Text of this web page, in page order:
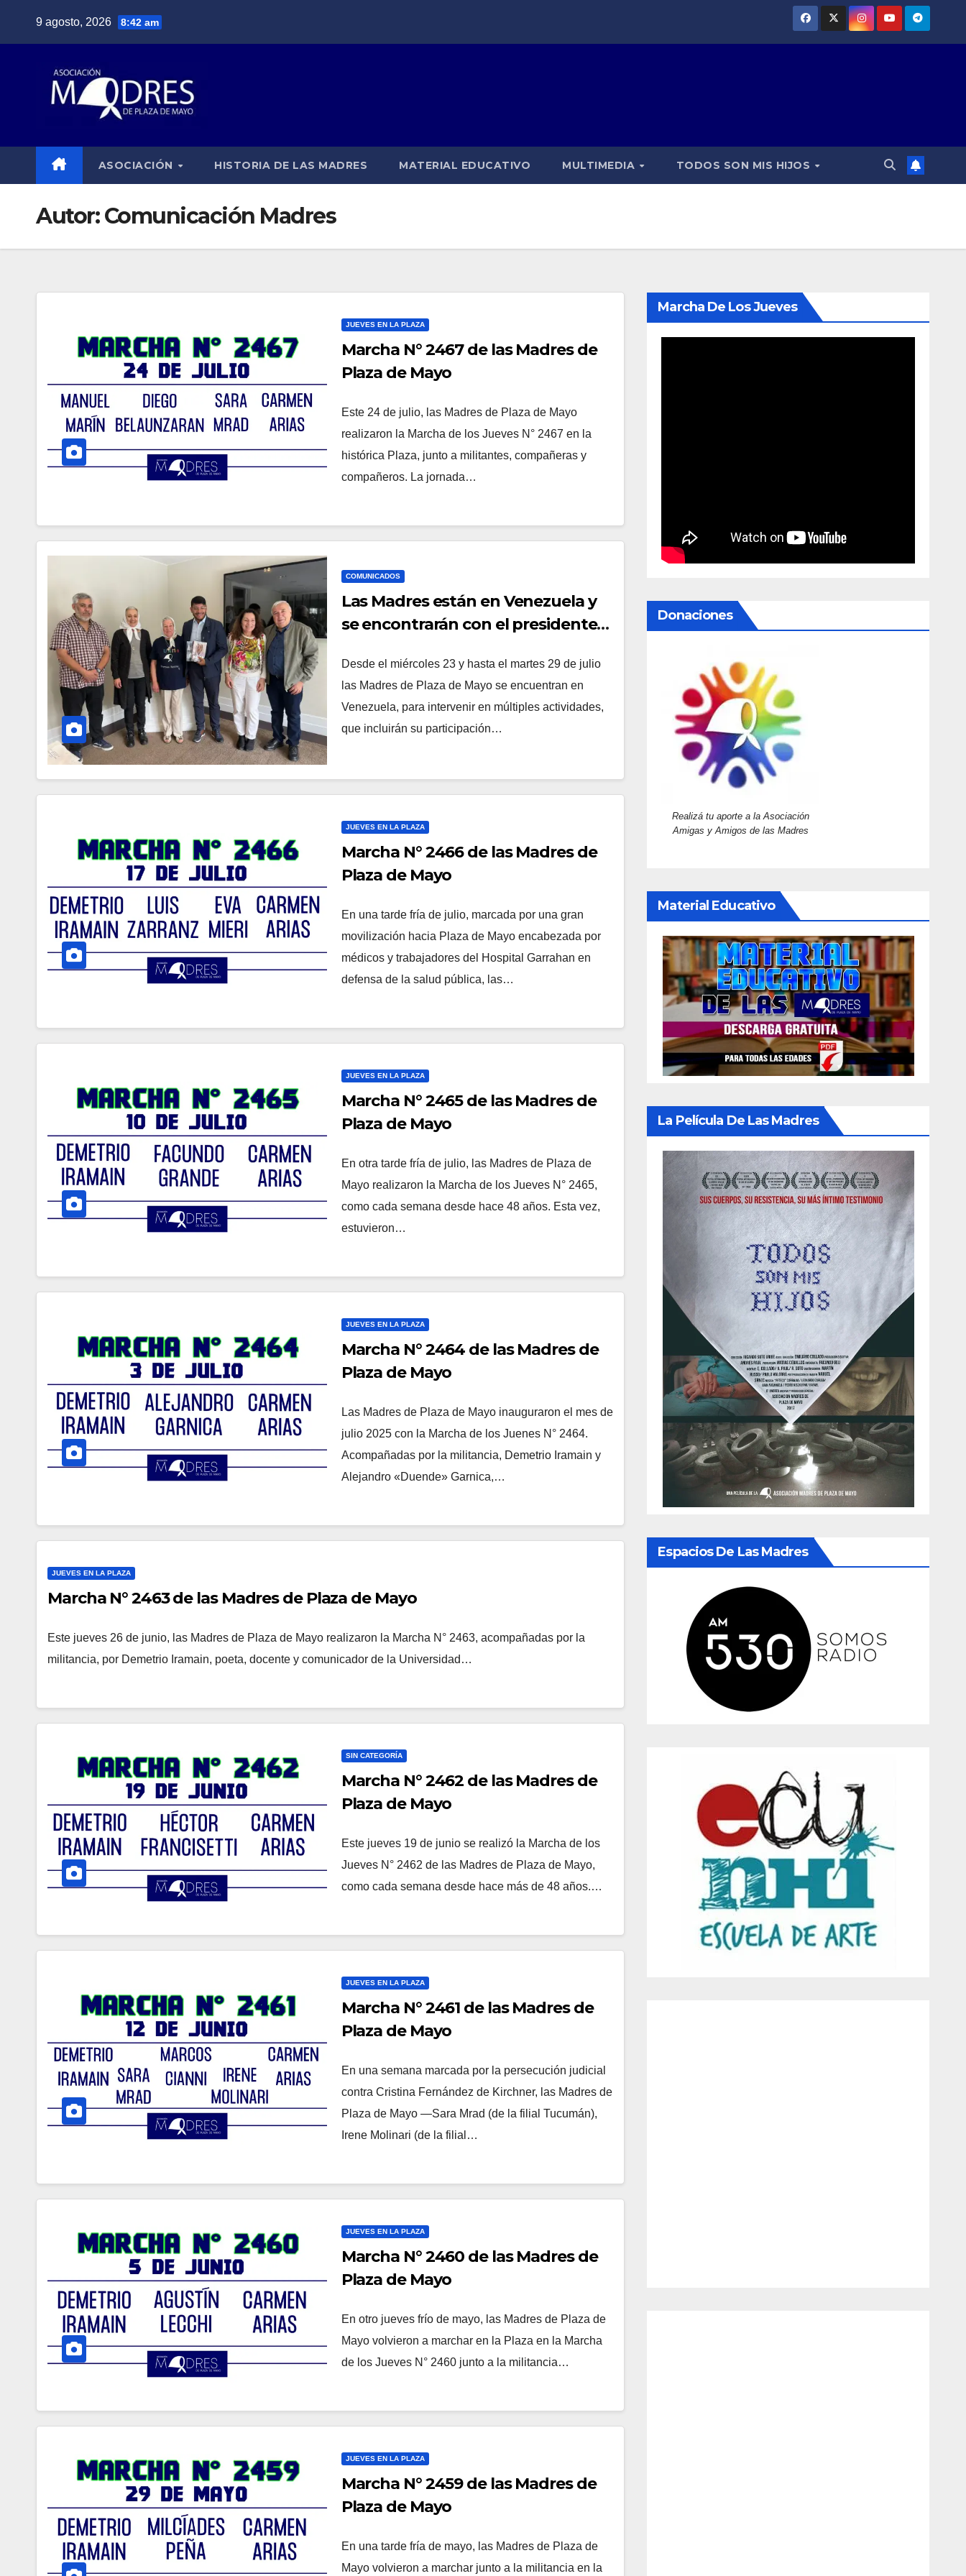
9 agosto, 2026 8:42 am
ASOCIACIÓN HISTORIA DE LAS MADRES MATERIAL EDUCATIVO MULTIMEDIA TODOS SON MIS HIJOS
Autor:Comunicación Madres
JUEVES EN LA PLAZA
Marcha N° 2467 de las Madres de
Plaza de Mayo
Este 24 de julio, las Madres de Plaza de Mayo
realizaron la Marcha de los Jueves N° 2467 en la
histórica Plaza, junto a militantes, compañeras y
compañeros. La jornada…
COMUNICADOS
Las Madres están en Venezuela y
se encontrarán con el presidente
Desde el miércoles 23 y hasta el martes 29 de julio
las Madres de Plaza de Mayo se encuentran en
Venezuela, para intervenir en múltiples actividades,
que incluirán su participación…
JUEVES EN LA PLAZA
Marcha N° 2466 de las Madres de
Plaza de Mayo
En una tarde fría de julio, marcada por una gran
movilización hacia Plaza de Mayo encabezada por
médicos y trabajadores del Hospital Garrahan en
defensa de la salud pública, las…
JUEVES EN LA PLAZA
Marcha N° 2465 de las Madres de
Plaza de Mayo
En otra tarde fría de julio, las Madres de Plaza de
Mayo realizaron la Marcha de los Jueves N° 2465,
como cada semana desde hace 48 años. Esta vez,
estuvieron…
JUEVES EN LA PLAZA
Marcha N° 2464 de las Madres de
Plaza de Mayo
Las Madres de Plaza de Mayo inauguraron el mes de
julio 2025 con la Marcha de los Juenes N° 2464.
Acompañadas por la militancia, Demetrio Iramain y
Alejandro «Duende» Garnica,…
JUEVES EN LA PLAZA
Marcha N° 2463 de las Madres de Plaza de Mayo
Este jueves 26 de junio, las Madres de Plaza de Mayo realizaron la Marcha N° 2463, acompañadas por la
militancia, por Demetrio Iramain, poeta, docente y comunicador de la Universidad…
SIN CATEGORÍA
Marcha N° 2462 de las Madres de
Plaza de Mayo
Este jueves 19 de junio se realizó la Marcha de los
Jueves N° 2462 de las Madres de Plaza de Mayo,
como cada semana desde hace más de 48 años.…
JUEVES EN LA PLAZA
Marcha N° 2461 de las Madres de
Plaza de Mayo
En una semana marcada por la persecución judicial
contra Cristina Fernández de Kirchner, las Madres de
Plaza de Mayo —Sara Mrad (de la filial Tucumán),
Irene Molinari (de la filial…
JUEVES EN LA PLAZA
Marcha N° 2460 de las Madres de
Plaza de Mayo
En otro jueves frío de mayo, las Madres de Plaza de
Mayo volvieron a marchar en la Plaza en la Marcha
de los Jueves N° 2460 junto a la militancia…
JUEVES EN LA PLAZA
Marcha N° 2459 de las Madres de
Plaza de Mayo
En una tarde fría de mayo, las Madres de Plaza de
Mayo volvieron a marchar junto a la militancia en la
Marcha De Los Jueves
Donaciones
Realizá tu aporte a la Asociación
Amigas y Amigos de las Madres
Material Educativo
La Película De Las Madres
Espacios De Las Madres